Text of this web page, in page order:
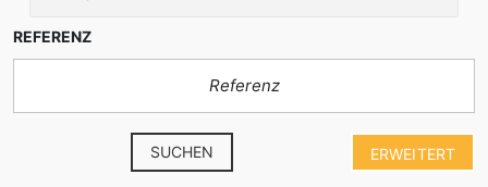
REFERENZ
ERWEITERT
SUCHEN